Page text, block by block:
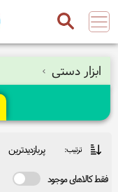
ابزار دستی
ترتیب: پربازدیدترین
فقط کالاهای موجود